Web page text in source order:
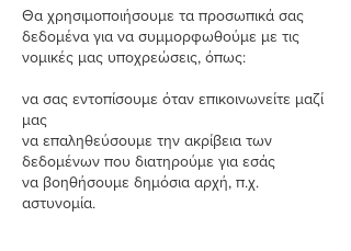
Θα χρησιμοποιήσουμε τα προσωπικά σας
δεδομένα για να συμμορφωθούμε με τις
νομικές μας υποχρεώσεις, όπως:
να σας εντοπίσουμε όταν επικοινωνείτε μαζί
μας
να επαληθεύσουμε την ακρίβεια των
δεδομένων που διατηρούμε για εσάς
να βοηθήσουμε δημόσια αρχή, π.χ.
αστυνομία.